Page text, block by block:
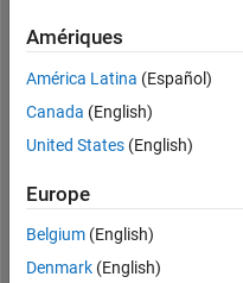
depuis
2021
Followers:
0
Follow
Amériques
América Latina (Español)
Canada (English)
United States (English)
Europe
Belgium (English)
Denmark (English)